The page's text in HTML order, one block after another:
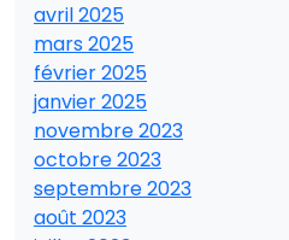
avril 2025
mars 2025
février 2025
janvier 2025
novembre 2023
octobre 2023
septembre 2023
août 2023